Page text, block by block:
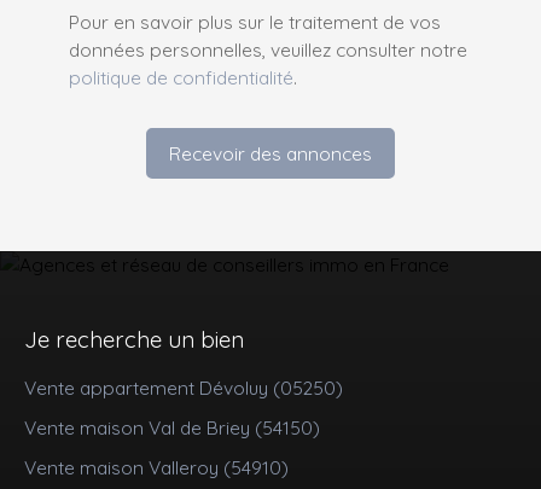
Pour en savoir plus sur le traitement de vos
données personnelles, veuillez consulter notre
politique de confidentialité.
Recevoir des annonces
Je recherche un bien
Vente appartement Dévoluy (05250)
Vente maison Val de Briey (54150)
Vente maison Valleroy (54910)